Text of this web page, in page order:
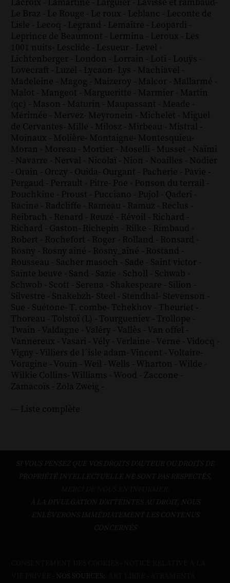
Lacroix - Lamartine - Larguier - Lavisse et rambaud-
Le Braz - Le Rouge - Le roux - Leblanc - Leconte de
Lisle - Lecoq - Legrand - Lemaître - Leopardi -
Leprince de Beaumont - Lermina - Leroux - Les
1001 nuits- Lesclide - Lesueur - Level -
Lichtenberger - London - Lorrain - Loti - Louÿs -
Lovecraft - Luzel - Lycaon- Lys - Machiavel -
Madeleine - Magog - Maizeroy - Malcor - Mallarmé -
Malot - Mangeot - Margueritte - Marmier - Martin
(qc) - Mason - Maturin - Maupassant - Meade -
Mérimée - Mervez- Meyronein - Michelet - Miguel
de Cervantes- Mille - Milosz - Mirbeau - Mistral -
Moinaux - Molière- Montaigne- Montesquieu-
Moran - Moreau - Mortier - Moselli - Musset - Naïmi
- Navarre - Nerval - Nicolaï - Nion - Noailles - Nodier
- Orain - Orczy - Ouida- Ourgant - Pacherie - Pavie -
Pergaud - Perrault - Pitre- Poe - Ponson du terrail -
Pouchkine - Proust - Pucciano - Pujol - Qaderi -
Racine - Radcliffe - Rameau - Ramuz - Reclus -
Reibrach - Renard - Reuzé - Révoil - Richard -
Richard - Gaston- Richepin - Rilke - Rimbaud -
Robert - Rochefort - Roger - Rolland - Ronsard -
Rosny - Rosny aîné - Rosny_aîné - Rostand -
Rousseau - Sacher masoch - Sade - Saint victor -
Sainte beuve - Sand - Sazie - Scholl - Schwab -
Schwob - Scott - Serena - Shakespeare - Silion -
Silvestre - Snakebzh- Steel - Stendhal- Stevenson -
Sue - Suétone- T. combe- Tchekhov - Theuriet -
Thoreau - Tolstoï (L) - Tourgueniev - Trollope -
Twain - Valdagne - Valéry - Vallès - Van offel -
Vannereux - Vasari - Vély - Verlaine - Verne - Vidocq -
Vigny - Villiers de l´isle adam- Vincent - Voltaire-
Voragine - Vouin - Weil - Wells - Wharton - Wilde -
Wilkie Collins- Williams - Wood - Zaccone -
Zamacoïs - Zola Zweig -
--- Liste complète